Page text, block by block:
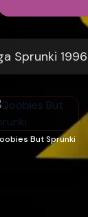
Sprunki
But Sprunki